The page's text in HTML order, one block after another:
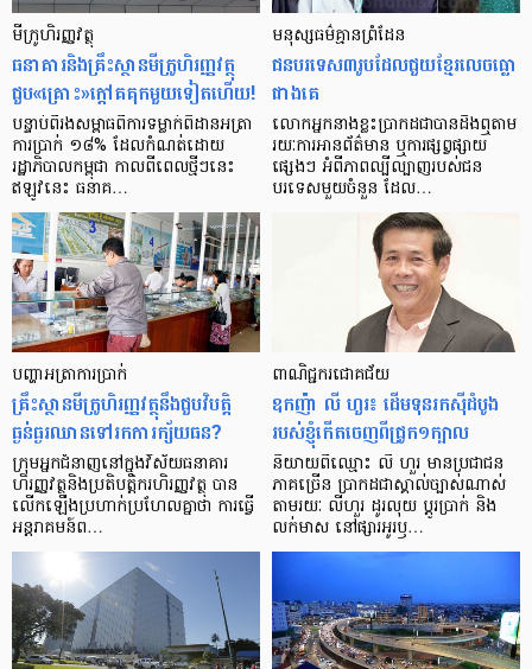
មីក្រូ​ហិរញ្ញវត្ថុ
ធនាគារ​និង​គ្រឹះស្ថាន​មីក្រូ​ហិរញ្ញវត្ថុ​
ជួប«គ្រោះ»ក្តៅ​គគុក​មួយ​ទៀត​ហើយ!
បន្ទាប់​ពី​រង​សម្ពាធ​​ពី​ការ​ទម្លាក់​ពិដាន​អត្រា​
ការ​ប្រាក់ ១៨​% ដែល​កំណត់​ដោយ​
រដ្ឋាភិបាល​កម្ពុជា កាល​ពី​ពេល​ថ្មីៗ​នេះ
ឥឡូវ​នេះ ធនាគ…
មនុស្ស​ធម៌​គ្មាន​ព្រំដែន
ជន​បរទេស​៣​រូប​ដែល​ជួយ​ខ្មែរ​លេច​ធ្លោ​
ជាង​គេ
លោកអ្នក​នាង​ខ្លះ​ប្រាកដ​ជា​បាន​​ដឹង​ឮ​តាម​
រយៈ​ការ​អាន​ព័ត៌មាន ឬ​ការ​ផ្សព្វផ្សាយ​
ផ្សេងៗ អំពី​ភាព​ល្បីល្បាញ​របស់​ជន​
បរទេស​មួយ​ចំនួន ដែល…
បញ្ហា​អត្រា​ការប្រាក់
គ្រឹះស្ថាន​មីក្រូ​ហិរញ្ញវត្ថុ​នឹង​ជួប​វិបត្តិ​
ធ្ងន់ធ្ងរ​ឈាន​ទៅ​រក​ការ​ក្ស័យធន?
ក្រុម​អ្នក​ជំនាញ​នៅ​ក្នុង​វិស័យ​ធនាគារ
ហិរញ្ញវត្ថុ​និង​ប្រតិបត្តិករ​ហិរញ្ញ​វត្ថុ បាន​​
លើក​ឡើង​ប្រហាក់​ប្រហែល​គ្នា​ថា ការ​ធ្វើ​
អន្តរាគមន៍​ព…
ពាណិជ្ជករជោគជ័យ
ឧកញ៉ា លី ហួរ៖ ដើមទុនរកស៊ីដំបូង
របស់ខ្ញុំកើតចេញពីជ្រូក១ក្បាល
និយាយ​ពី​ឈ្មោះ លី ហួរ មាន​ប្រជាជន​
ភាគ​ច្រើន ប្រាកដ​ជា​ស្គាល់​ច្បាស់​ណាស់
តាមរយៈ លីហួរ ដូរ​លុយ ប្តូរ​បា្រក់ និង​
លក់​មាស នៅ​ផ្សារ​អូរ​ឫ…